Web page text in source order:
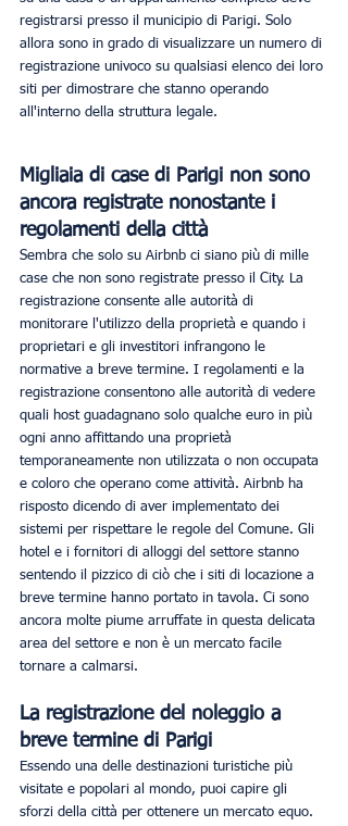
registrarsi presso il municipio di Parigi. Solo
allora sono in grado di visualizzare un numero di
registrazione univoco su qualsiasi elenco dei loro
siti per dimostrare che stanno operando
all'interno della struttura legale.
Migliaia di case di Parigi non sono
ancora registrate nonostante i
regolamenti della città
Sembra che solo su Airbnb ci siano più di mille
case che non sono registrate presso il City. La
registrazione consente alle autorità di
monitorare l'utilizzo della proprietà e quando i
proprietari e gli investitori infrangono le
normative a breve termine. I regolamenti e la
registrazione consentono alle autorità di vedere
quali host guadagnano solo qualche euro in più
ogni anno affittando una proprietà
temporaneamente non utilizzata o non occupata
e coloro che operano come attività. Airbnb ha
risposto dicendo di aver implementato dei
sistemi per rispettare le regole del Comune. Gli
hotel e i fornitori di alloggi del settore stanno
sentendo il pizzico di ciò che i siti di locazione a
breve termine hanno portato in tavola. Ci sono
ancora molte piume arruffate in questa delicata
area del settore e non è un mercato facile
tornare a calmarsi.
La registrazione del noleggio a
breve termine di Parigi
Essendo una delle destinazioni turistiche più
visitate e popolari al mondo, puoi capire gli
sforzi della città per ottenere un mercato equo.